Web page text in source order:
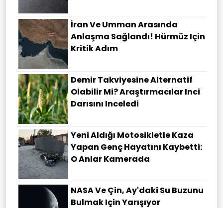
İran Ve Umman Arasında
Anlaşma Sağlandı! Hürmüz Için
Kritik Adım
Demir Takviyesine Alternatif
Olabilir Mi? Araştırmacılar Inci
Darısını Inceledi
Yeni Aldığı Motosikletle Kaza
Yapan Genç Hayatını Kaybetti:
O Anlar Kamerada
NASA Ve Çin, Ay'daki Su Buzunu
Bulmak Için Yarışıyor